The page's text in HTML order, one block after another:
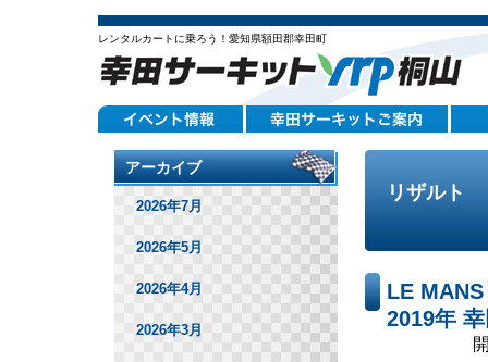
レンタルカートに乗ろう！愛知県額田郡幸田町
リザルト
LE
2019年
アーカイブ
2026年7月
2026年5月
2026年4月
2026年3月